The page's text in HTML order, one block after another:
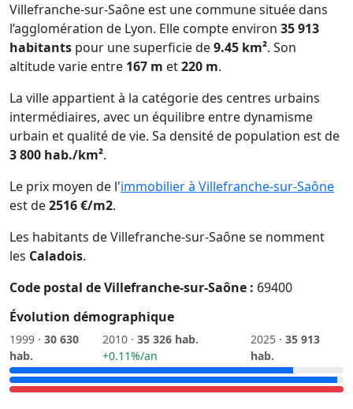
Villefranche-sur-Saône est une commune située dans
l’agglomération de Lyon. Elle compte environ 35 913
habitants pour une superficie de9.45 km². Son
altitude varie entre 167 m et220 m.
La ville appartient à la catégorie des centres urbains
intermédiaires, avec un équilibre entre dynamisme
urbain et qualité de vie. Sa densité de population est de
3 800 hab./km².
Le prix moyen de l'immobilier à Villefranche-sur-Saône
est de2516 €/m2.
Les habitants de Villefranche-sur-Saône se nomment
les Caladois.
Code postal de Villefranche-sur-Saône : 69400
Évolution démographique
1999 · 30 630
hab.
2010 · 35 326 hab.
+0.11%/an
2025 ·35 913
hab.